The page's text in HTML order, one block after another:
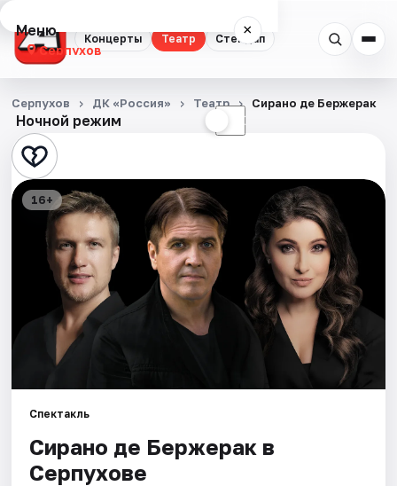
Концерты Театр Стендап
Меню ×
Серпухов
Концерты
Театр
Стендап
События
Города
Площадки
Артисты
Ночной режим ☾
Серпухов ДК «Россия» Театр Сирано де Бержерак
16+
Спектакль
Сирано де Бержерак в
Серпухове